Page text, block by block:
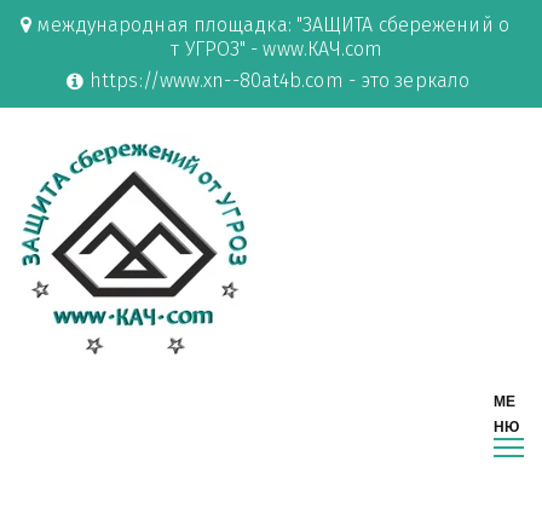
международная площадка: "ЗАЩИТА сбережений о
т УГРОЗ" - www.КАЧ.com
https://www.xn--80at4b.com - это зеркало